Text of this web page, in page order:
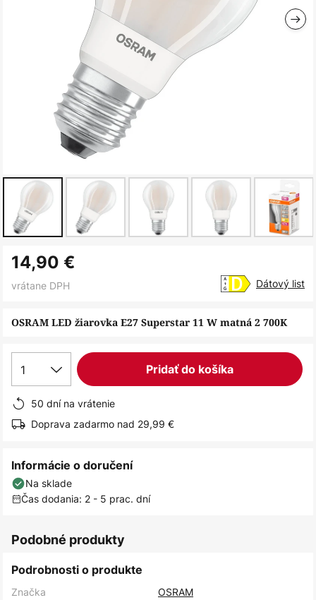
na
začiatok
obrázkov
OSRAM LED žiarovka E27 Superstar 11 W matná 2 700K
14,90 €
vrátane DPH Dátový list
1 Pridať do košíka
50 dní na vrátenie
Doprava zadarmo nad 29,99 €
Informácie o doručení
Na sklade
Čas dodania: 2 - 5 prac. dní
Podobné produkty
Podrobnosti o produkte
Značka
OSRAM